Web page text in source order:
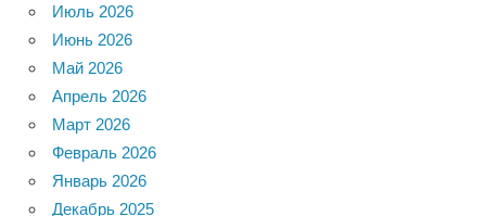
Июль 2026
Июнь 2026
Май 2026
Апрель 2026
Март 2026
Февраль 2026
Январь 2026
Декабрь 2025